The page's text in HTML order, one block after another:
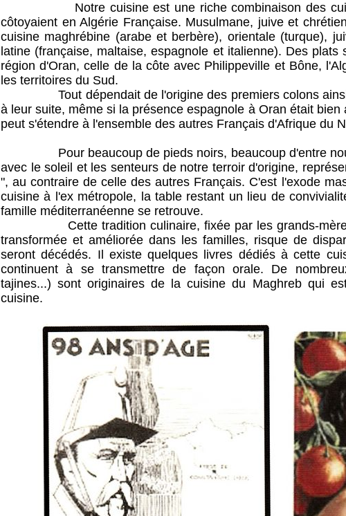
Notre cuisine est une riche combinaison des
côtoyaient en Algérie Française. Musulmane, juive et
cuisine maghrébine (arabe et berbère), orientale (turque),
latine (française, maltaise, espagnole et italienne). Des
région d'Oran, celle de la côte avec Philippeville et Bône,
les territoires du Sud.
Tout dépendait de l'origine des premiers colons ainsi
à leur suite, même si la présence espagnole à Oran était
peut s'étendre à l'ensemble des autres Français d'Afrique du
Pour beaucoup de pieds noirs, beaucoup d'entre
avec le soleil et les senteurs de notre terroir d'origine,
", au contraire de celle des autres Français. C'est l'exode
cuisine à l'ex métropole, la table restant un lieu de
famille méditerranéenne se retrouve.
Cette tradition culinaire, fixée par les grands-mères
transformée et améliorée dans les familles, risque de
seront décédés. Il existe quelques livres dédiés à cette
continuent à se transmettre de façon orale. De
tajines...) sont originaires de la cuisine du Maghreb qui
cuisine.